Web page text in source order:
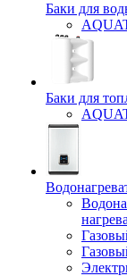
Баки для
Баки для
нагрева